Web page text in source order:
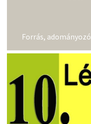
Forrás, adományozó